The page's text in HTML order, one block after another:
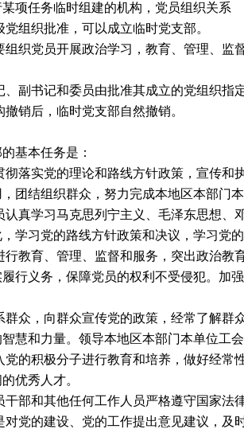
项任务临时组建的机构，党员组织关系
组织批准，可以成立临时党支部。
组织党员开展政治学习，教育、管理、
、副书记和委员由批准其成立的党组织指
销后，临时党支部自然撤销。
基本任务是：
彻落实党的理论和路线方针政策，宣传
团结组织群众，努力完成本地区本部门
认真学习马克思列宁主义、毛泽东思想
学习党的路线方针政策和决议，学习党
行教育、管理、监督和服务，突出政治
行义务，保障党员的权利不受侵犯。加
群众，向群众宣传党的政策，经常了解
慧和力量。领导本地区本部门本单位工
党的积极分子进行教育和培养，做好经
优秀人才。
干部和其他任何工作人员严格遵守国家
对党的建设、党的工作提出意见建议，